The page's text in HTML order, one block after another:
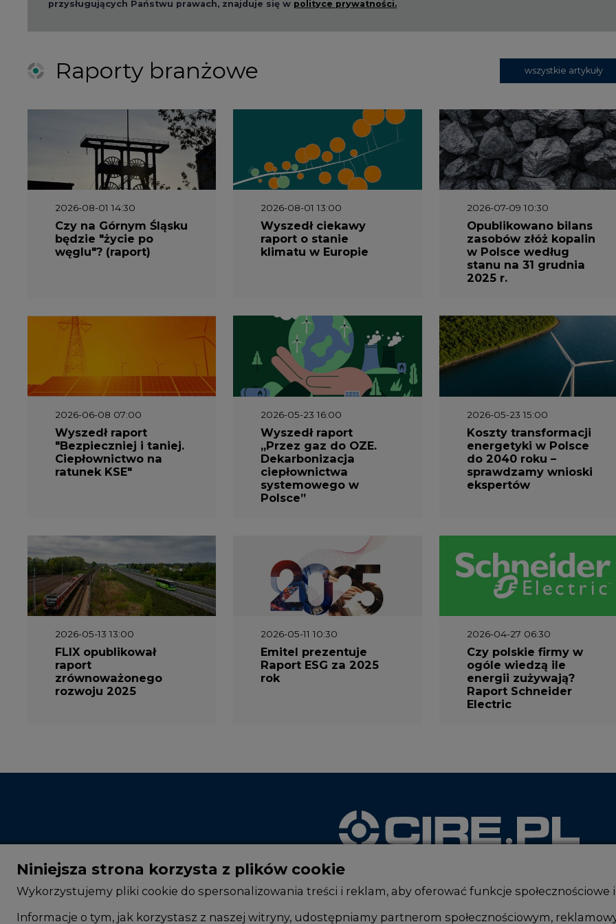
2026-08-01 14:30
Czy na Górnym Śląsku
będzie "życie po
węglu"? (raport)
2026-08-01 13:00
Wyszedł ciekawy
raport o stanie
klimatu w Europie
2026-07-09 10:30
Opublikowano bilans
zasobów złóż kopalin
w Polsce według
stanu na 31 grudnia
2025 r.
2026-06-08 07:00
Wyszedł raport
"Bezpieczniej i taniej.
Ciepłownictwo na
ratunek KSE"
2026-05-23 16:00
Wyszedł raport
„Przez gaz do OZE.
Dekarbonizacja
ciepłownictwa
systemowego w
Polsce”
Koszty transformacji
energetyki w Polsce
do 2040 roku –
sprawdzamy wnioski
ekspertów
2026-05-13 13:00
FLIX opublikował
raport
zrównoważonego
rozwoju 2025
2026-05-11 10:30
Emitel prezentuje
Raport ESG za 2025
rok
Czy polskie firmy w
ogóle wiedzą ile
energii zużywają?
Raport Schneider
Electric
CIRE - kim jesteśmy Rok 2025 na CIRE Zmiany kadrowe na rynku
Niniejsza strona korzysta z plików cookie
Wykorzystujemy pliki cookie do spersonalizowania treści i reklam, aby oferować funkcje
Informacje o tym, jak korzystasz z naszej witryny, udostępniamy partnerom społecznościowym,